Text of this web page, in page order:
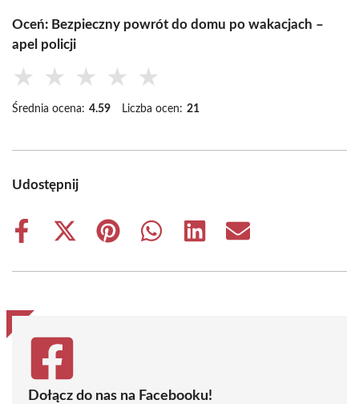
Oceń: Bezpieczny powrót do domu po wakacjach –
apel policji
★ ★ ★ ★ ★
Średnia ocena: 4.59 Liczba ocen: 21
Udostępnij
Share
Share
(Twitter)
Share
Share
Share
Share
Dołącz do nas na Facebooku!